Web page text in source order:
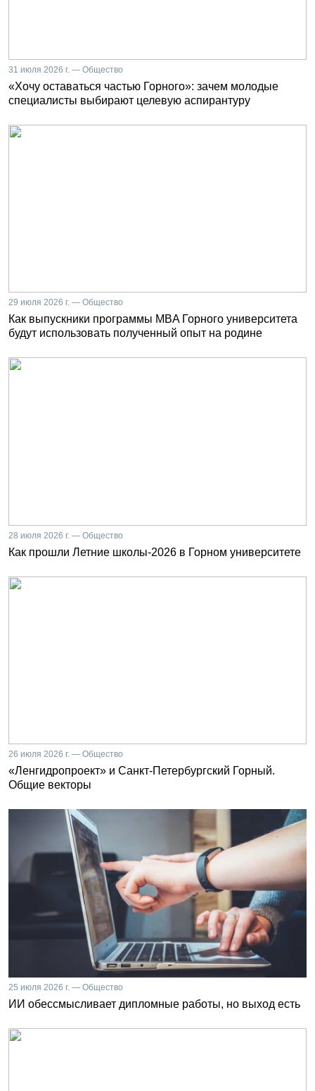
31 июля 2026 г. — Общество
«Хочу оставаться частью Горного»: зачем молодые
специалисты выбирают целевую аспирантуру
29 июля 2026 г. — Общество
Как выпускники программы MBA Горного университета
будут использовать полученный опыт на родине
28 июля 2026 г. — Общество
Как прошли Летние школы-2026 в Горном университете
26 июля 2026 г. — Общество
«Ленгидропроект» и Санкт-Петербургский Горный.
Общие векторы
25 июля 2026 г. — Общество
ИИ обессмысливает дипломные работы, но выход есть